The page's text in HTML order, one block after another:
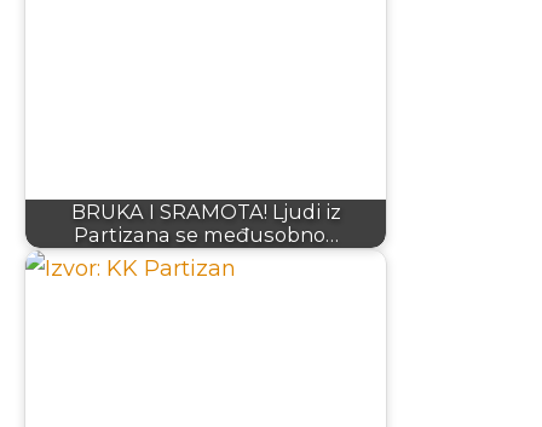
BRUKA I SRAMOTA! Ljudi iz
Partizana se međusobno…